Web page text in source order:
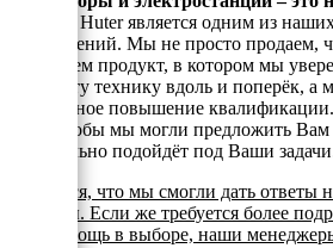
техника Huter является одним из
направлений. Мы не просто продаем,
реализуем продукт, в котором мы
знают эту технику вдоль и поперёк, а
постоянное повышение
того, чтобы мы могли предложить
оптимально подойдёт под Ваши
Надеемся, что мы смогли дать ответы
вопросы. Если же требуется более
или помощь в выборе, наши